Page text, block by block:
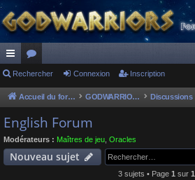
ac
co
ur
ci
or
u
m
s
Rechercher Connexion Inscription
Accueil du forum GODWARRIORS - LE JEU Discussions
English Forum
Modérateurs : Maîtres de jeu Oracles
Nouveau sujet
3 sujets • Page 1 sur 1